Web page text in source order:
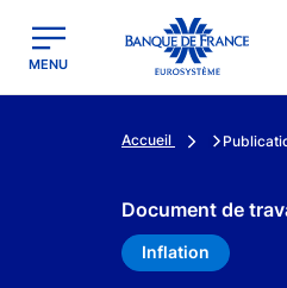
Banque de France - Menu
MENU
Accueil
Document de
Inflation